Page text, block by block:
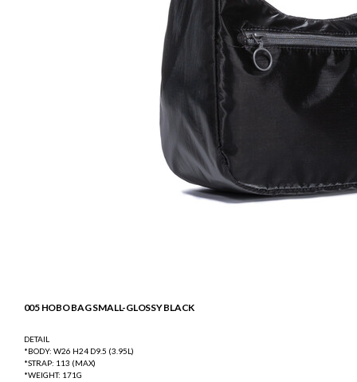
005 HOBO BAG SMALL-GLOSSY BLACK
DETAIL
*BODY: W26 H24 D9.5 (3.95L)
*STRAP: 113 (MAX)
*WEIGHT: 171G